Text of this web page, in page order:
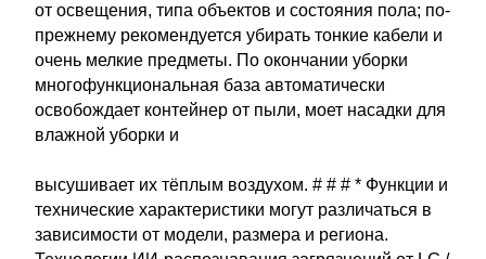
от освещения, типа объектов и состояния пола; по-
прежнему рекомендуется убирать тонкие кабели и
очень мелкие предметы. По окончании уборки
многофункциональная база автоматически
освобождает контейнер от пыли, моет насадки для
влажной уборки и
высушивает их тёплым воздухом. # # # * Функции и
технические характеристики могут различаться в
зависимости от модели, размера и региона.